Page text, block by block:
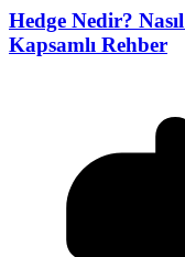
Hedge Nedir?
Kapsamlı Rehber